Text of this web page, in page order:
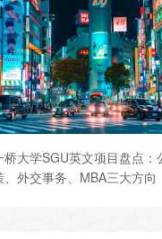
桥大学SGU英文项目盘点：
、外交事务、MBA三大方向